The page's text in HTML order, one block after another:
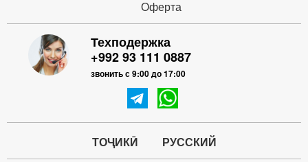
Оферта
Техподержка
+992 93 111 0887
звонить с 9:00 до 17:00
ТОҶИКӢ РУССКИЙ